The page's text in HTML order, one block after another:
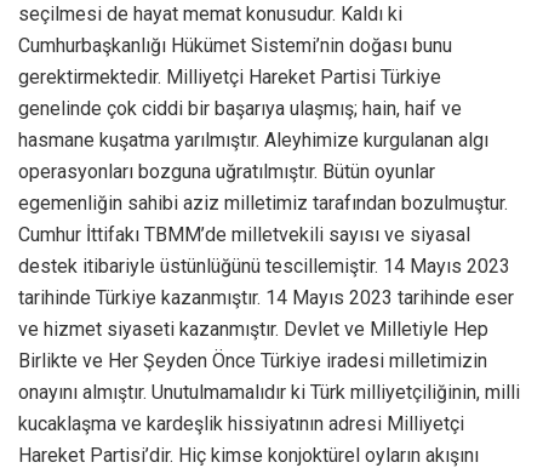
seçilmesi de hayat memat konusudur. Kaldı ki
Cumhurbaşkanlığı Hükümet Sistemi’nin doğası bunu
gerektirmektedir. Milliyetçi Hareket Partisi Türkiye
genelinde çok ciddi bir başarıya ulaşmış; hain, haif ve
hasmane kuşatma yarılmıştır. Aleyhimize kurgulanan algı
operasyonları bozguna uğratılmıştır. Bütün oyunlar
egemenliğin sahibi aziz milletimiz tarafından bozulmuştur.
Cumhur İttifakı TBMM’de milletvekili sayısı ve siyasal
destek itibariyle üstünlüğünü tescillemiştir. 14 Mayıs 2023
tarihinde Türkiye kazanmıştır. 14 Mayıs 2023 tarihinde eser
ve hizmet siyaseti kazanmıştır. Devlet ve Milletiyle Hep
Birlikte ve Her Şeyden Önce Türkiye iradesi milletimizin
onayını almıştır. Unutulmamalıdır ki Türk milliyetçiliğinin, milli
kucaklaşma ve kardeşlik hissiyatının adresi Milliyetçi
Hareket Partisi’dir. Hiç kimse konjoktürel oyların akışını